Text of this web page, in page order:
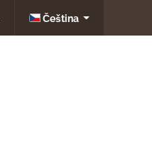
Čeština